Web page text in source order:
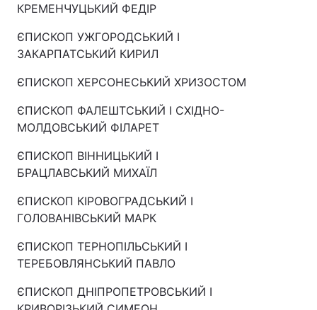
КРЕМЕНЧУЦЬКИЙ ФЕДІР
ЄПИСКОП УЖГОРОДСЬКИЙ І
ЗАКАРПАТСЬКИЙ КИРИЛ
ЄПИСКОП ХЕРСОНЕСЬКИЙ ХРИЗОСТОМ
ЄПИСКОП ФАЛЕШТСЬКИЙ І СХІДНО-
МОЛДОВСЬКИЙ ФІЛАРЕТ
ЄПИСКОП ВІННИЦЬКИЙ І
БРАЦЛАВСЬКИЙ МИХАЇЛ
ЄПИСКОП КІРОВОГРАДСЬКИЙ І
ГОЛОВАНІВСЬКИЙ МАРК
ЄПИСКОП ТЕРНОПІЛЬСЬКИЙ І
ТЕРЕБОВЛЯНСЬКИЙ ПАВЛО
ЄПИСКОП ДНІПРОПЕТРОВСЬКИЙ І